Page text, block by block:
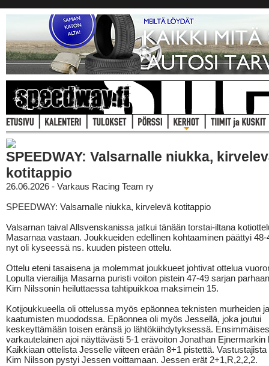
SPEEDWAY: Valsarnalle niukka,
kotitappio
26.06.2026 - Varkaus Racing Team ry
SPEEDWAY: Valsarnalle niukka, kirvelevä kotitappio
Valsarnan taival Allsvenskanissa jatkui tänään torstai-iltana
Masarnaa vastaan. Joukkueiden edellinen kohtaaminen päättyi 48-
nyt oli kyseessä ns. kuuden pisteen ottelu.
Ottelu eteni tasaisena ja molemmat joukkueet johtivat ottelua
Lopulta vierailija Masarna puristi voiton pistein 47-49 sarjan
Kim Nilssonin heiluttaessa tahtipuikkoa maksimein 15.
Kotijoukkueella oli ottelussa myös epäonnea teknisten murheiden ja
kaatumisten muododssa. Epäonnea oli myös Jessellä, joka joutui
keskeyttämään toisen eränsä jo lähtökiihdytyksessä.
varkautelainen ajoi näyttävästi 5-1 erävoiton Jonathan Ejnermarkin
Kaikkiaan ottelista Jesselle viiteen erään 8+1 pistettä. Vastustajista
Kim Nilsson pystyi Jessen voittamaan. Jessen erät 2+1,R,2,2,2.